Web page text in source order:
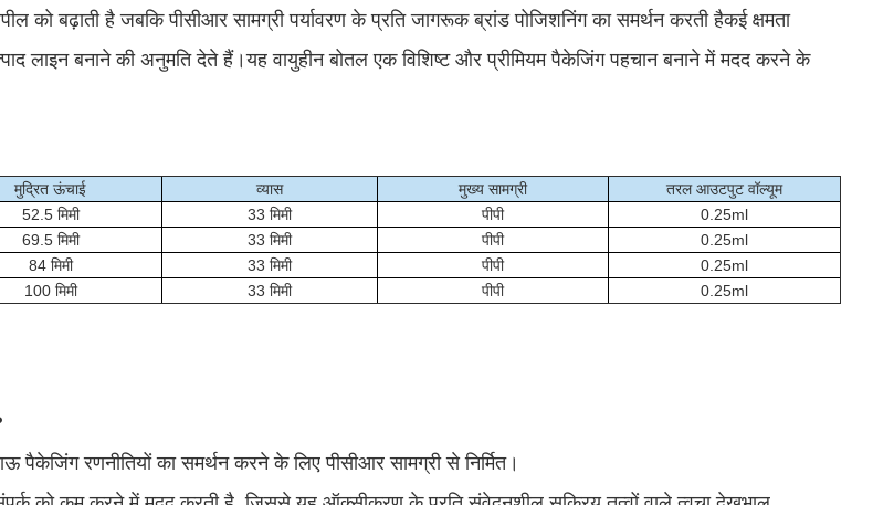
को बढ़ाती है जबकि पीसीआर सामग्री पर्यावरण के प्रति जागरूक ब्रांड पोजिशनिंग का समर्थन करती हैकई क्षमता
लाइन बनाने की अनुमति देते हैं।यह वायुहीन बोतल एक विशिष्ट और प्रीमियम पैकेजिंग पहचान बनाने में मदद करने के
मुद्रित ऊंचाई व्यास मुख्य सामग्री तरल आउटपुट वॉल्यूम
52.5 मिमी 33 मिमी पीपी
0.25ml
69.5 मिमी 33 मिमी पीपी
0.25ml
84 मिमी 33 मिमी पीपी
0.25ml
100 मिमी 33 मिमी पीपी 0.25ml
पैकेजिंग रणनीतियों का समर्थन करने के लिए पीसीआर सामग्री से निर्मित।